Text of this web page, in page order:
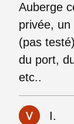
Auberge
privée,
(pas
du port,
etc..
I.